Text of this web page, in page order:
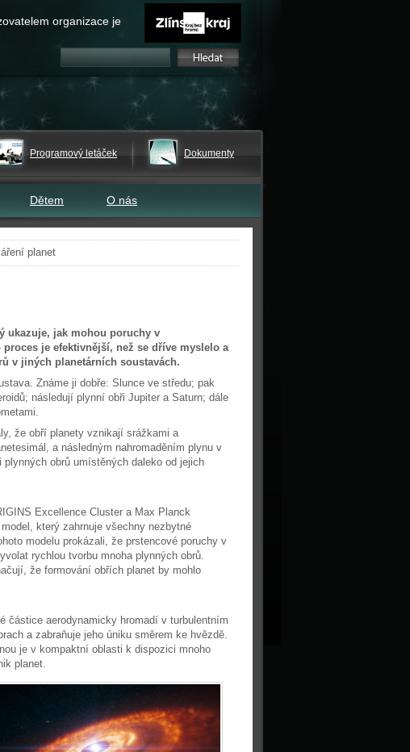
organizace je
Programový letáček Dokumenty
Dětem O nás
planet
ukazuje, jak mohou poruchy v
je efektivnější, než se dříve myslelo a
v jiných planetárních soustavách.
Známe ji dobře: Slunce ve středu; pak
následují plynní obři Jupiter a Saturn; dále
že obří planety vznikají srážkami a
a následným nahromaděním plynu v
obrů umístěných daleko od jejich
Excellence Cluster a Max Planck
který zahrnuje všechny nezbytné
modelu prokázali, že prstencové poruchy v
rychlou tvorbu mnoha plynných obrů.
že formování obřích planet by mohlo
částice aerodynamicky hromadí v turbulentním
a zabraňuje jeho úniku směrem ke hvězdě.
je v kompaktní oblasti k dispozici mnoho
planet.